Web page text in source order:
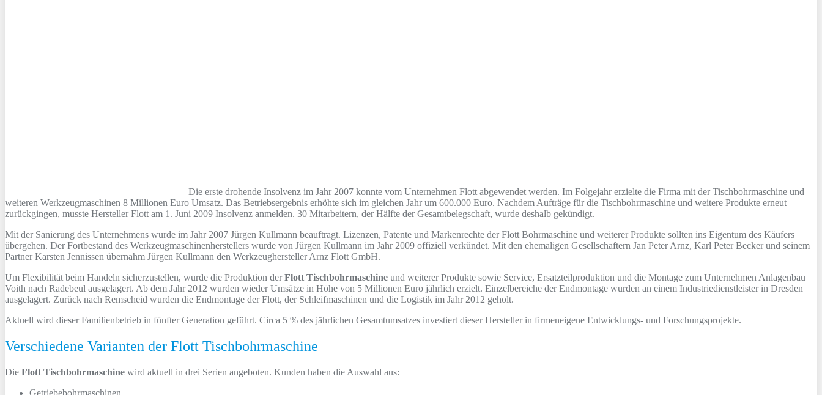
Die erste drohende Insolvenz im Jahr 2007 konnte vom Unternehmen Flott abgewendet werden. Im Folgejahr erzielte die Firma mit der Tischbohrmaschine und
weiteren Werkzeugmaschinen 8 Millionen Euro Umsatz. Das Betriebsergebnis erhöhte sich im gleichen Jahr um 600.000 Euro. Nachdem Aufträge für die Tischbohrmaschine und weitere Produkte erneut
zurückgingen, musste Hersteller Flott am 1. Juni 2009 Insolvenz anmelden. 30 Mitarbeitern, der Hälfte der Gesamtbelegschaft, wurde deshalb gekündigt.
Mit der Sanierung des Unternehmens wurde im Jahr 2007 Jürgen Kullmann beauftragt. Lizenzen, Patente und Markenrechte der Flott Bohrmaschine und weiterer Produkte sollten ins Eigentum des Käufers
übergehen. Der Fortbestand des Werkzeugmaschinenherstellers wurde von Jürgen Kullmann im Jahr 2009 offiziell verkündet. Mit den ehemaligen Gesellschaftern Jan Peter Arnz, Karl Peter Becker und seinem
Partner Karsten Jennissen übernahm Jürgen Kullmann den Werkzeughersteller Arnz Flott GmbH.
Um Flexibilität beim Handeln sicherzustellen, wurde die Produktion derFlott Tischbohrmaschine und weiterer Produkte sowie Service, Ersatzteilproduktion und die Montage zum Unternehmen Anlagenbau
Voith nach Radebeul ausgelagert. Ab dem Jahr 2012 wurden wieder Umsätze in Höhe von 5 Millionen Euro jährlich erzielt. Einzelbereiche der Endmontage wurden an einem Industriedienstleister in Dresden
ausgelagert. Zurück nach Remscheid wurden die Endmontage der Flott, der Schleifmaschinen und die Logistik im Jahr 2012 geholt.
Aktuell wird dieser Familienbetrieb in fünfter Generation geführt. Circa 5 % des jährlichen Gesamtumsatzes investiert dieser Hersteller in firmeneigene Entwicklungs- und Forschungsprojekte.
Verschiedene Varianten der Flott Tischbohrmaschine
Die Flott Tischbohrmaschine wird aktuell in drei Serien angeboten. Kunden haben die Auswahl aus:
Getriebebohrmaschinen